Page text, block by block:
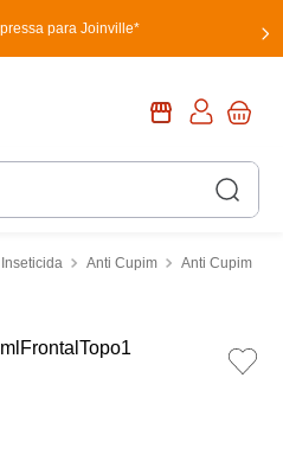
para Joinville*
Inseticida Anti Cupim
Anti Cupim